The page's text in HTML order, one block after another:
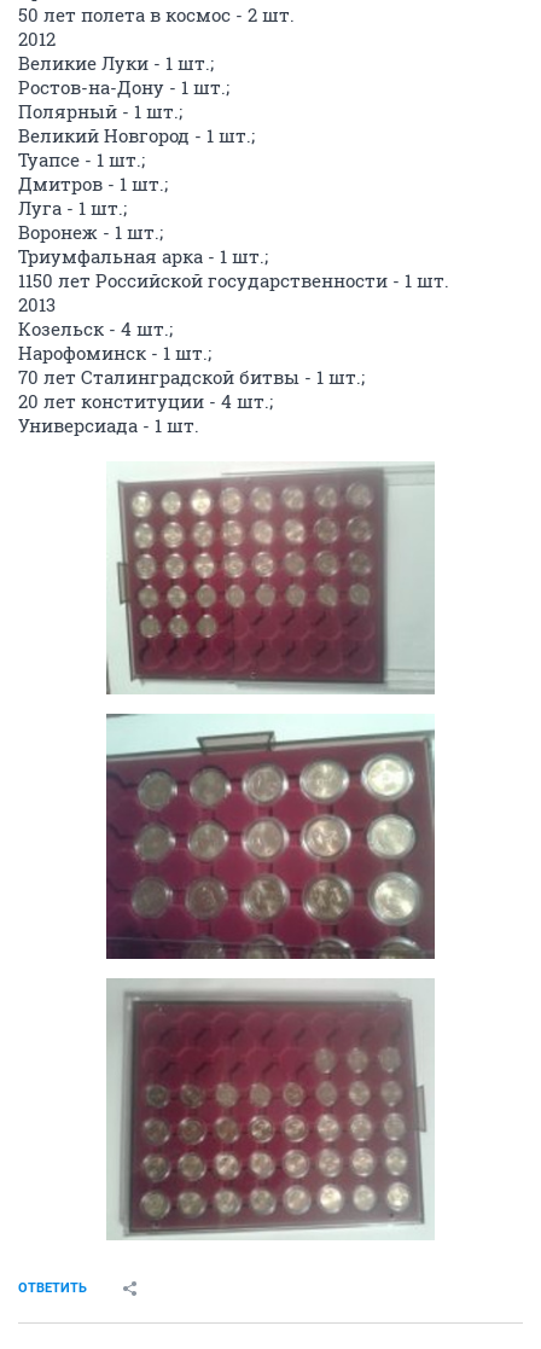
50 лет полета в космос - 2 шт.
2012
Великие Луки - 1 шт.;
Ростов-на-Дону - 1 шт.;
Полярный - 1 шт.;
Великий Новгород - 1 шт.;
Туапсе - 1 шт.;
Дмитров - 1 шт.;
Луга - 1 шт.;
Воронеж - 1 шт.;
Триумфальная арка - 1 шт.;
1150 лет Российской государственности - 1 шт.
2013
Козельск - 4 шт.;
Нарофоминск - 1 шт.;
70 лет Сталинградской битвы - 1 шт.;
20 лет конституции - 4 шт.;
Универсиада - 1 шт.
ОТВЕТИТЬ